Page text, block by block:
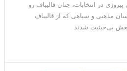
در انتخابات، چنان قالیباف رو
مذهبی و سپاهی که از قالیباف
بی‌حیثیت شدند